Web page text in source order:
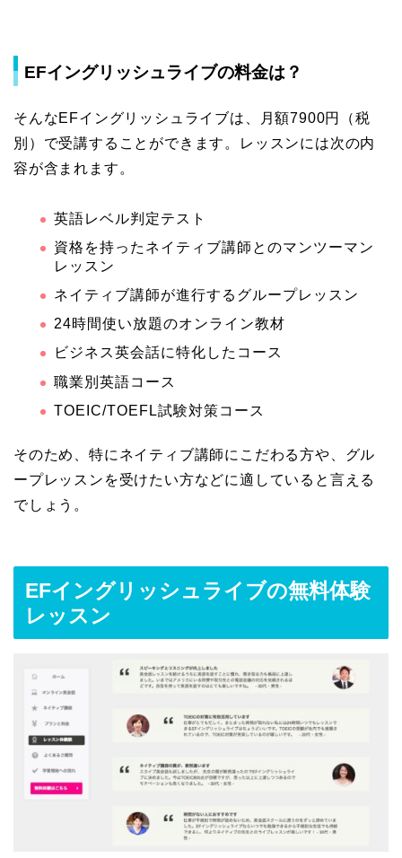
EFイングリッシュライブの料金は？
そんなEFイングリッシュライブは、月額7900円（税
別）で受講することができます。レッスンには次の内
容が含まれます。
英語レベル判定テスト
資格を持ったネイティブ講師とのマンツーマン
レッスン
ネイティブ講師が進行するグループレッスン
24時間使い放題のオンライン教材
ビジネス英会話に特化したコース
職業別英語コース
TOEIC/TOEFL試験対策コース
そのため、特にネイティブ講師にこだわる方や、グル
ープレッスンを受けたい方などに適していると言える
でしょう。
EFイングリッシュライブの無料体験
レッスン